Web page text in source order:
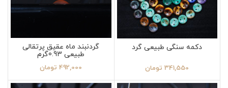
دکمه سنگی طبیعی گرد
341,550 تومان
گردنبند ماه عقیق پرتقالی
طبیعی 0.93گرم
492,000 تومان